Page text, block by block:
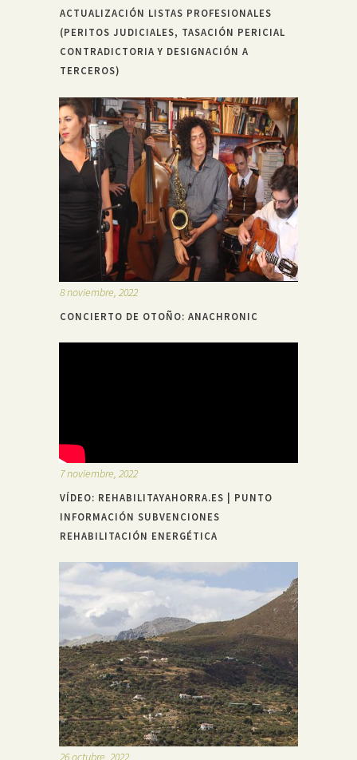
ACTUALIZACIÓN LISTAS PROFESIONALES
(PERITOS JUDICIALES, TASACIÓN PERICIAL
CONTRADICTORIA Y DESIGNACIÓN A
TERCEROS)
8 noviembre, 2022
CONCIERTO DE OTOÑO: ANACHRONIC
7 noviembre, 2022
VÍDEO: REHABILITAYAHORRA.ES | PUNTO
INFORMACIÓN SUBVENCIONES
REHABILITACIÓN ENERGÉTICA
26 octubre, 2022